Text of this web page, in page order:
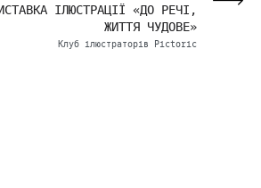
ІЛЮСТРАЦІЇ «ДО РЕЧІ,
ЖИТТЯ ЧУДОВЕ»
Клуб ілюстраторів Pictoric